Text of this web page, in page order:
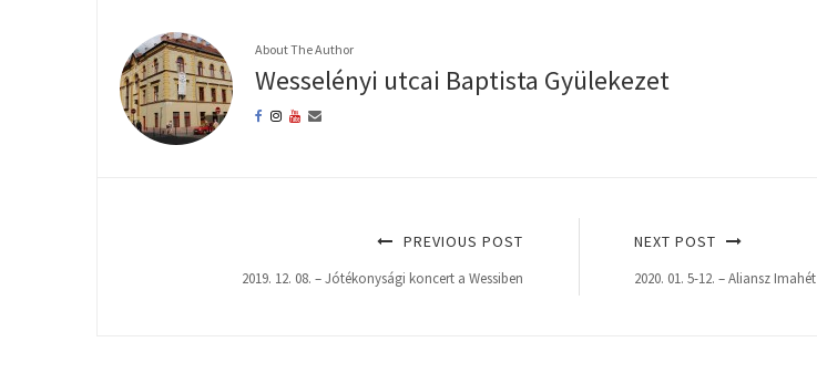
About The Author
Wesselényi utcai Baptista Gyülekezet
PREVIOUS POST
2019. 12. 08. – Jótékonysági koncert a Wessiben
NEXT POST
2020. 01. 5-12. – Aliansz Imahét